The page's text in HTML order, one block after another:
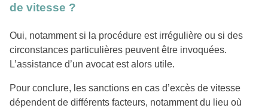
de vitesse ?
Oui, notamment si la procédure est irrégulière ou si des
circonstances particulières peuvent être invoquées.
L’assistance d’un avocat est alors utile.
Pour conclure, les sanctions en cas d’excès de vitesse
dépendent de différents facteurs, notamment du lieu où